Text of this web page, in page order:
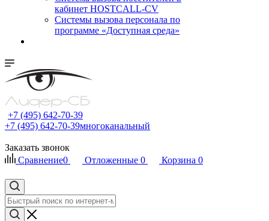
кабинет HOSTCALL-CV
Системы вызова персонала по
программе «Доступная среда»
+7 (495) 642-70-39
+7 (495) 642-70-39многоканальный
Заказать звонок
Сравнение0 Отложенные 0 Корзина 0